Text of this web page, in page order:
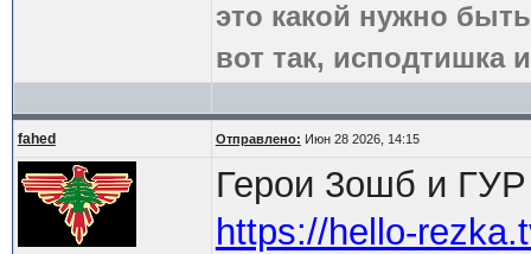
это какой нужно
вот так, исподтишка
fahed Отправлено: Июн 28 2026, 14:15
Герои 3ошб и
https://hello-